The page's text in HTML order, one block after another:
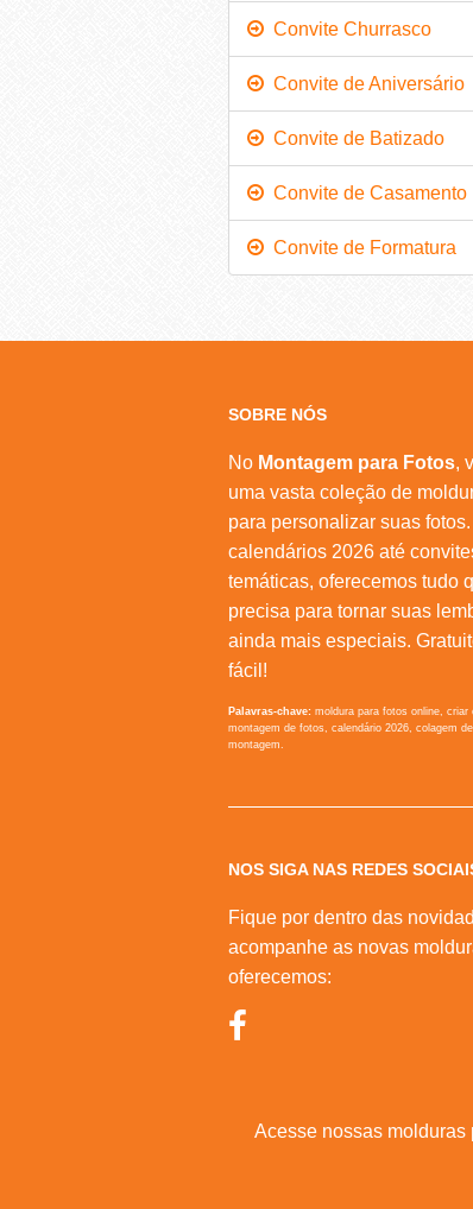
Convite Churrasco
Convite de Aniversário
Convite de Batizado
Convite de Casamento
Convite de Formatura
SOBRE NÓS
No Montagem para Fotos,
uma vasta coleção de
para personalizar suas
calendários 2026 até
temáticas, oferecemos tudo
precisa para tornar suas
ainda mais especiais.
fácil!
Palavras-chave: moldura para fotos online, criar
montagem de fotos, calendário 2026, colagem
montagem.
NOS SIGA NAS REDES
Fique por dentro das
acompanhe as novas
oferecemos:
Acesse nossas molduras